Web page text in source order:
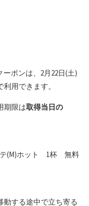
ポンは、2月22日(土)
利用できます。
期限は取得当日の
テ(M)ホット 1杯 無料
動する途中で立ち寄る